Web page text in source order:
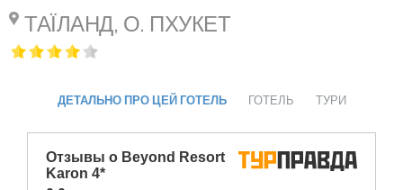
ТАЇЛАНД, О. ПХУКЕТ
ДЕТАЛЬНО ПРО ЦЕЙ ГОТЕЛЬ ГОТЕЛЬ ТУРИ